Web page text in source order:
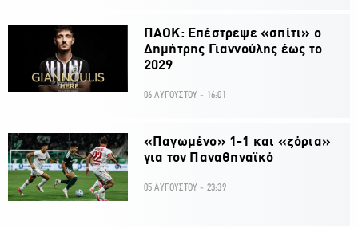
ΠΑΟΚ: Επέστρεψε «σπίτι» ο
Δημήτρης Γιαννούλης έως το
2029
06 ΑΥΓΟΥΣΤΟΥ - 16:01
«Παγωμένο» 1-1 και «ζόρια»
για τον Παναθηναϊκό
05 ΑΥΓΟΥΣΤΟΥ - 23:39